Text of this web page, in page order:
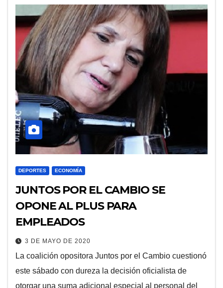
DEPORTES ECONOMÍA
JUNTOS POR EL CAMBIO SE
OPONE AL PLUS PARA
EMPLEADOS
3 DE MAYO DE 2020
La coalición opositora Juntos por el Cambio cuestionó
este sábado con dureza la decisión oficialista de
otorgar una suma adicional especial al personal del